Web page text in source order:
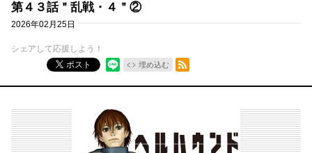
第４３話＂乱戦・４＂②
2026年02月25日
シェアして応援しよう！
ポスト
埋め込む
RSSフィード